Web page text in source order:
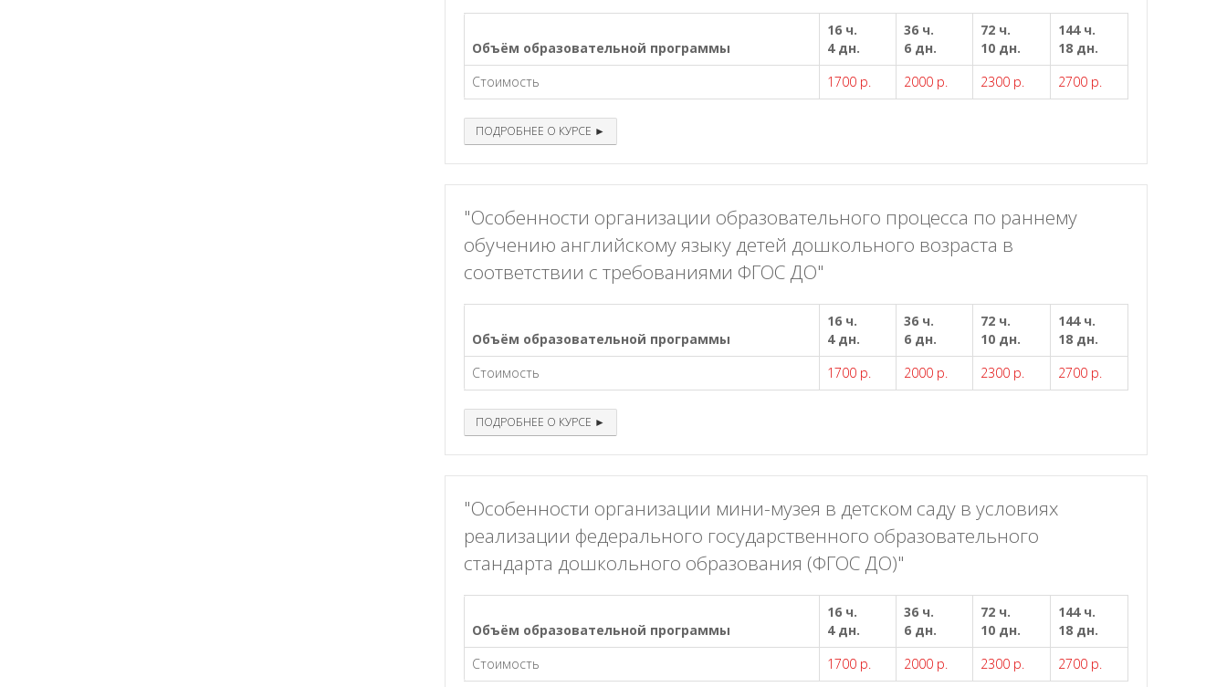
Объём образовательной программы
16 ч.
4 дн.
36 ч.
6 дн.
72 ч.
10 дн.
144 ч.
18 дн.
Стоимость
1700 р. 2000 р. 2300 р. 2700 р.
ПОДРОБНЕЕ О КУРСЕ ►
"Особенности организации образовательного процесса по раннему
обучению английскому языку детей дошкольного возраста в
соответствии с требованиями ФГОС ДО"
Объём образовательной программы
16 ч.
4 дн.
36 ч.
6 дн.
72 ч.
10 дн.
144 ч.
18 дн.
Стоимость
1700 р. 2000 р. 2300 р. 2700 р.
ПОДРОБНЕЕ О КУРСЕ ►
"Особенности организации мини-музея в детском саду в условиях
реализации федерального государственного образовательного
стандарта дошкольного образования (ФГОС ДО)"
Объём образовательной программы
16 ч.
4 дн.
36 ч.
6 дн.
72 ч.
10 дн.
144 ч.
18 дн.
Стоимость
1700 р. 2000 р. 2300 р. 2700 р.